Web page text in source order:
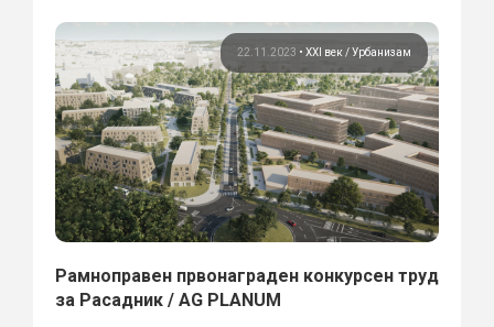
22.11.2023 • XXI век Урбанизам
Рамноправен првонаграден конкурсен труд
за Расадник / AG PLANUM